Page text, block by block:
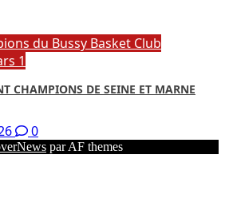
du Bussy Basket Club
1
CHAMPIONS DE SEINE ET MARNE
0
par AF themes